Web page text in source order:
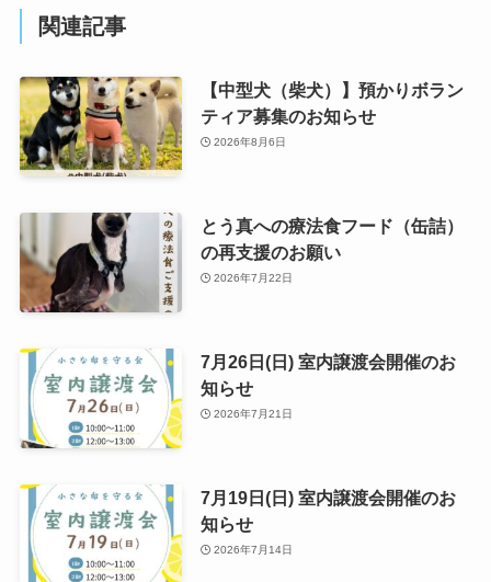
関連記事
【中型犬（柴犬）】預かりボラン
ティア募集のお知らせ
2026年8月6日
とう真への療法食フード（缶詰）
の再支援のお願い
2026年7月22日
7月26日(日) 室内譲渡会開催のお
知らせ
2026年7月21日
7月19日(日) 室内譲渡会開催のお
知らせ
2026年7月14日